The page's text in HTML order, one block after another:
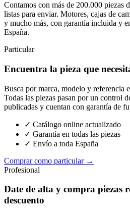
Contamos con más de 200.000 piezas
listas para enviar. Motores, cajas de
y mucho más, con garantía incluida y
España.
Particular
Encuentra la pieza que
Busca por marca, modelo y referencia
Todas las piezas pasan por un control
publicadas y cuentan con garantía de
✓ Catálogo online actualizado
✓ Garantía en todas las piezas
✓ Envío a toda España
Comprar como particular →
Profesional
Date de alta y compra piezas
descuento